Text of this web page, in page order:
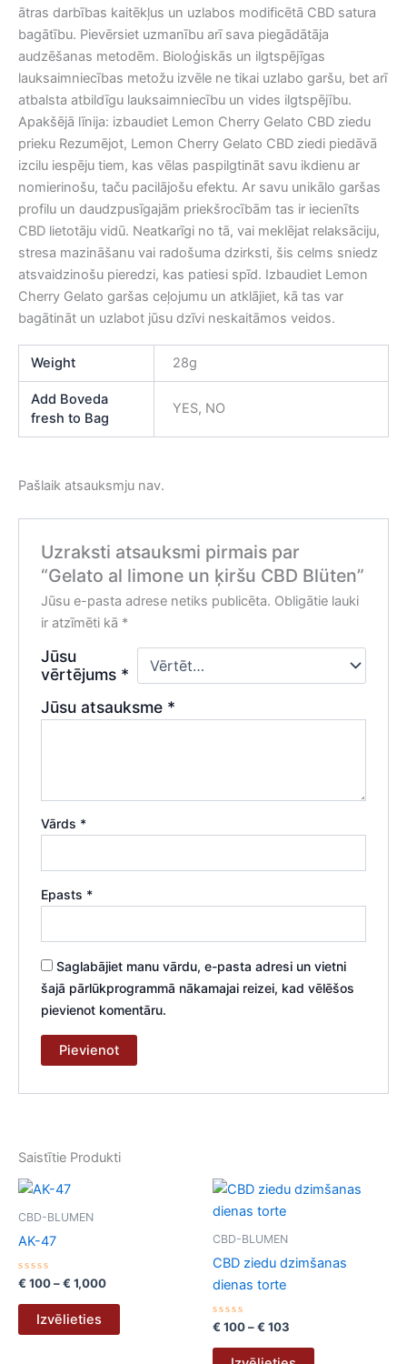
ātras darbības kaitēkļus un uzlabos modificētā CBD satura
bagātību. Pievērsiet uzmanību arī sava piegādātāja
audzēšanas metodēm. Bioloģiskās un ilgtspējīgas
lauksaimniecības metožu izvēle ne tikai uzlabo garšu, bet arī
atbalsta atbildīgu lauksaimniecību un vides ilgtspējību.
Apakšējā līnija: izbaudiet Lemon Cherry Gelato CBD ziedu
prieku Rezumējot, Lemon Cherry Gelato CBD ziedi piedāvā
izcilu iespēju tiem, kas vēlas paspilgtināt savu ikdienu ar
nomierinošu, taču pacilājošu efektu. Ar savu unikālo garšas
profilu un daudzpusīgajām priekšrocībām tas ir iecienīts
CBD lietotāju vidū. Neatkarīgi no tā, vai meklējat relaksāciju,
stresa mazināšanu vai radošuma dzirksti, šis celms sniedz
atsvaidzinošu pieredzi, kas patiesi spīd. Izbaudiet Lemon
Cherry Gelato garšas ceļojumu un atklājiet, kā tas var
bagātināt un uzlabot jūsu dzīvi neskaitāmos veidos.
Weight 28g
Add Boveda
fresh to Bag
YES, NO
Pašlaik atsauksmju nav.
Uzraksti atsauksmi pirmais par
“Gelato al limone un ķiršu CBD Blüten”
Jūsu e-pasta adrese netiks publicēta. Obligātie lauki
ir atzīmēti kā *
Jūsu
vērtējums *
Jūsu atsauksme *
Vārds *
Epasts *
Saglabājiet manu vārdu, e-pasta adresi un vietni
šajā pārlūkprogrammā nākamajai reizei, kad vēlēšos
pievienot komentāru.
Saistītie Produkti
CBD-BLUMEN
AK-47
Novērtēts
0
€ 100–€ 1,000
Izvēlieties
CBD-BLUMEN
CBD ziedu dzimšanas
dienas torte
Novērtēts
0
€ 100–€ 103
Price
range:
This
multiple